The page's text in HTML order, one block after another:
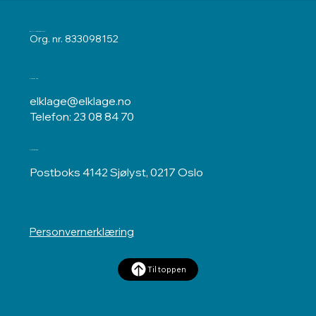
ELKLAGENEMNDA
Org. nr. 833098152
Kontakt oss
elklage@elklage.no
Telefon: 23 08 84 70
Postadresse
Postboks 4142 Sjølyst, 0217 Oslo
Personvernerklæring
Til toppen